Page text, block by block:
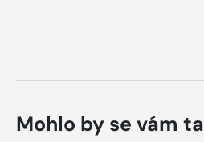
Mohlo by se vám